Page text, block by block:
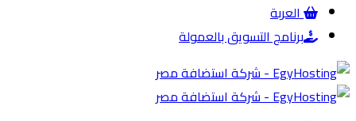
العربة
برنامج التسويق بالعمولة